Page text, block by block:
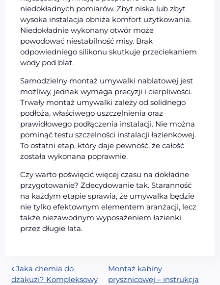
niedokładnych pomiarów. Zbyt niska lub zbyt
wysoka instalacja obniża komfort użytkowania.
Niedokładnie wykonany otwór może
powodować niestabilność misy. Brak
odpowiedniego silikonu skutkuje przeciekaniem
wody pod blat.
Samodzielny montaż umywalki nablatowej jest
możliwy, jednak wymaga precyzji i cierpliwości.
Trwały montaż umywalki zależy od solidnego
podłoża, właściwego uszczelnienia oraz
prawidłowego podłączenia instalacji. Nie można
pominąć testu szczelności instalacji łazienkowej.
To ostatni etap, który daje pewność, że całość
została wykonana poprawnie.
Czy warto poświęcić więcej czasu na dokładne
przygotowanie? Zdecydowanie tak. Staranność
na każdym etapie sprawia, że umywalka będzie
nie tylko efektownym elementem aranżacji, lecz
także niezawodnym wyposażeniem łazienki
przez długie lata.
Nawigacja wpisu
Jaka chemia do
dżakuzi? Kompleksowy
Montaż kabiny
prysznicowej – instrukcja